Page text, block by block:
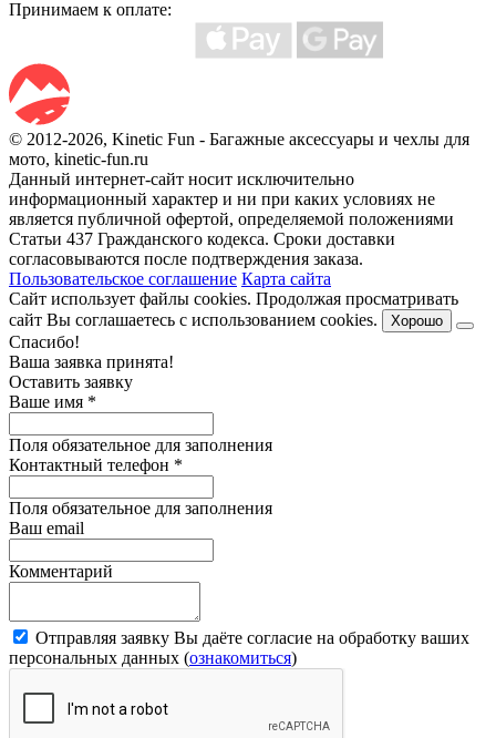
Принимаем к оплате:
© 2012-2026, Kinetic Fun - Багажные аксессуары и чехлы для
мото, kinetic-fun.ru
Данный интернет-сайт носит исключительно
информационный характер и ни при каких условиях не
является публичной офертой, определяемой положениями
Статьи 437 Гражданского кодекса. Сроки доставки
согласовываются после подтверждения заказа.
Пользовательское соглашение Карта сайта
Сайт использует файлы cookies. Продолжая просматривать
сайт Вы соглашаетесь с использованием cookies.
Хорошо
Спасибо!
Ваша заявка принята!
Оставить заявку
Ваше имя *
Поля обязательное для заполнения
Контактный телефон *
Поля обязательное для заполнения
Ваш email
Комментарий
Отправляя заявку Вы даёте согласие на обработку ваших
персональных данных (ознакомиться)